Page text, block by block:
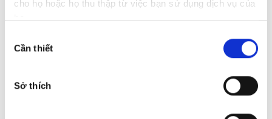
cho họ hoặc họ thu thập từ việc bạn sử dụng dịch vụ của
họ.
chọn
Cần thiết
Sở thích